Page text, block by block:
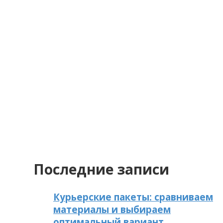
Последние записи
Курьерские пакеты: сравниваем
материалы и выбираем